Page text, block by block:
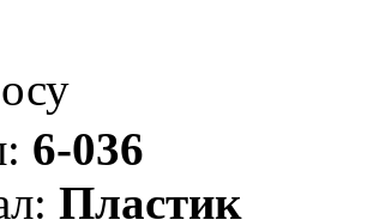
6-036
Пластик